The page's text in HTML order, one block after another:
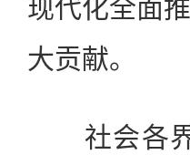
现代化全面
大贡献。
社会各界